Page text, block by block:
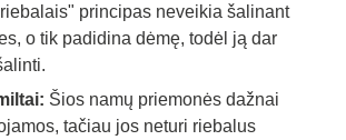
principas neveikia šalinant
o tik padidina dėmę, todėl ją dar
Šios namų priemonės dažnai
tačiau jos neturi riebalus